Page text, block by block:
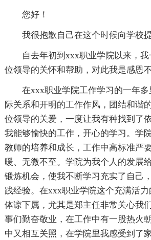
您好！
我很抱歉自己在这个时候向学校提
自去年初到xxx职业学院以来，
位领导的关怀和帮助，对此我是感恩不
在xxx职业学院工作学习的一年多
际关系和开明的工作作风，团结和谐
位领导的关爱，一度让我有种找到了
我能够愉快的工作，开心的学习。学
教师的培养和成长，工作中高标准严
暖、无微不至。学院为我个人的发展
锻炼机会，使我不断学习充实了自己
践经验。在xxx职业学院这个充满活
体谅下属，尤其是郑主任非常关心我
事们勤奋敬业，在工作中有一股热火
中又相互关照，在学院里我感受到了